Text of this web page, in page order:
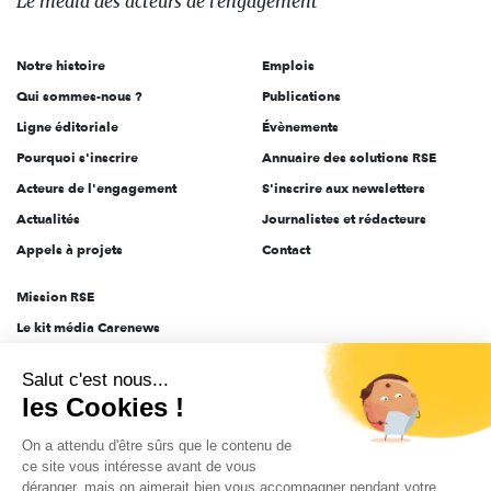
l'engagement
Notre histoire
Qui sommes-nous ?
Ligne éditoriale
Pourquoi s'inscrire
Acteurs de l'engagement
Actualités
Appels à projets
Emplois
Publications
Évènements
Annuaire des solutions RSE
S'inscrire aux newsletters
Journalistes et rédacteurs
Contact
Mission RSE
Le kit média Carenews
AEF info
Novethic
PRODURABLE
Inclusiv Day
Salut c'est nous...
les Cookies !
On a attendu d'être sûrs que le contenu de
ce site vous intéresse avant de vous
déranger, mais on aimerait bien vous accompagner pendant votre